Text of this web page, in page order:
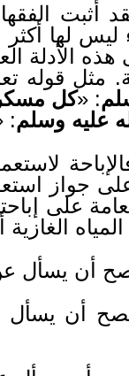
أثبت
ليس لها
هذه الأدلة
مثل قوله
: «كل
عليه وسلم
جواز
على
أن يسأل عن
أن يسأل